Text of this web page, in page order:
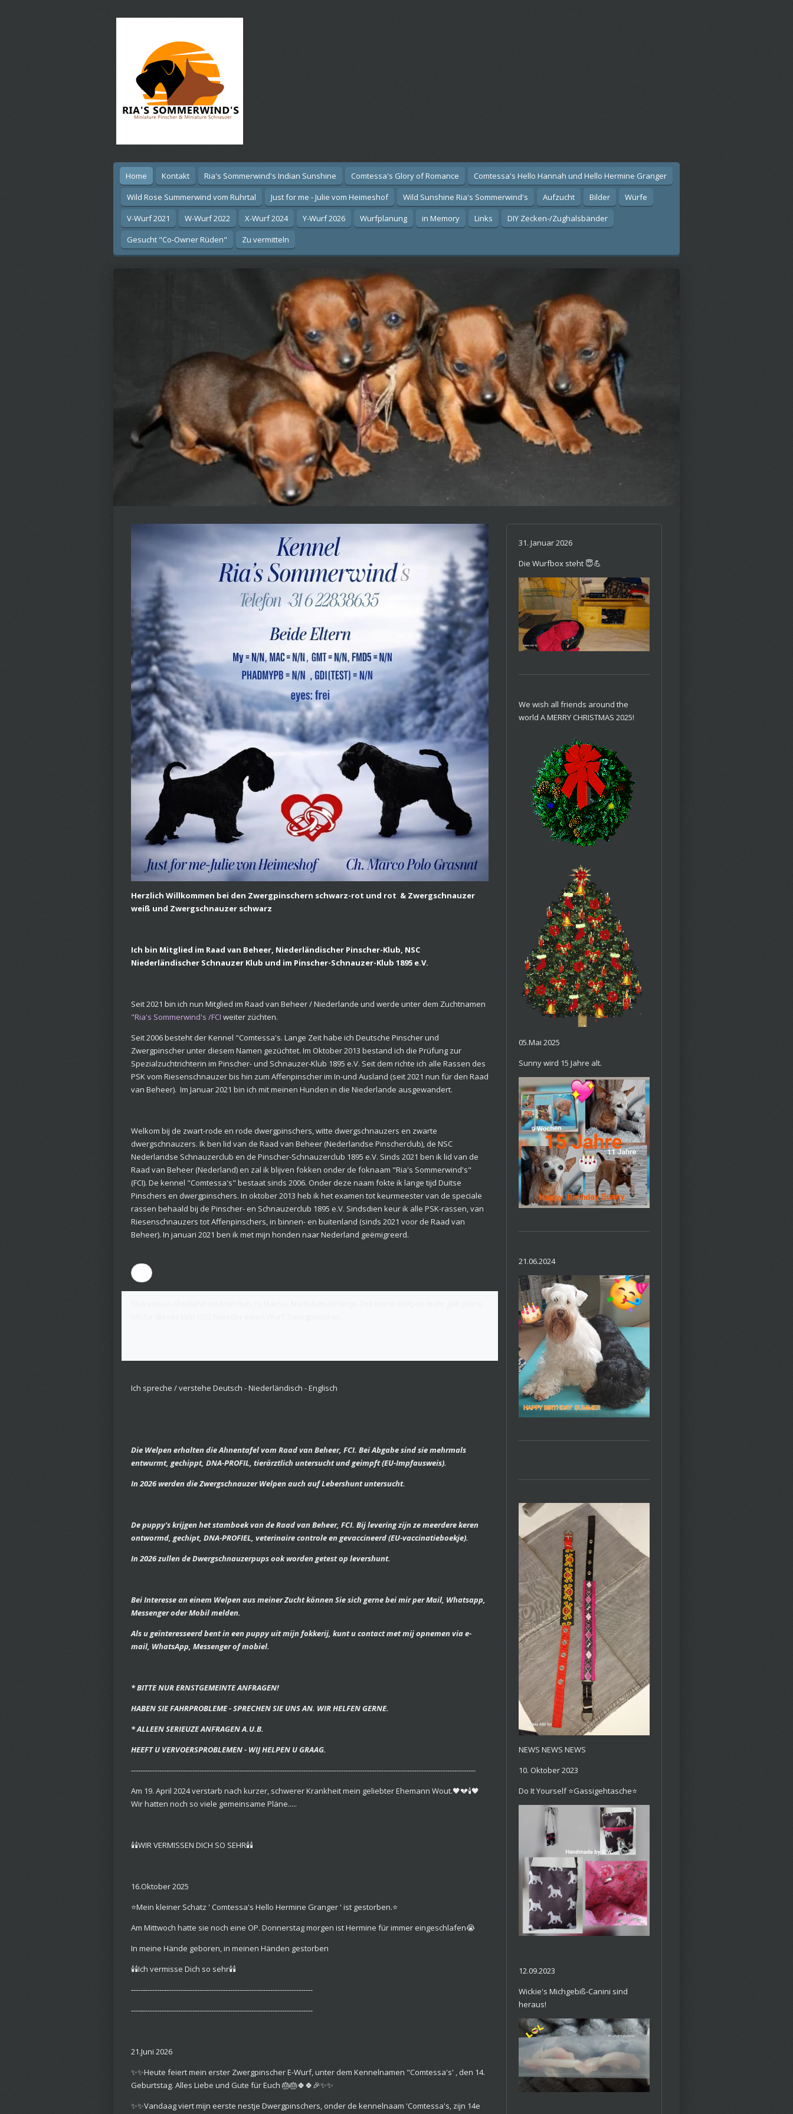
Home Kontakt Ria's Sommerwind's Indian Sunshine Comtessa's Glory of Romance
Comtessa's Hello Hannah und Hello Hermine Granger
Wild Rose Summerwind vom Ruhrtal
Just for me - Julie vom Heimeshof Wild Sunshine Ria's Sommerwind's Aufzucht Bilder
Würfe
V-Wurf 2021
W-Wurf 2022 X-Wurf 2024 Y-Wurf 2026 Wurfplanung in Memory Links
DIY Zecken-/Zughalsbänder
Gesucht "Co-Owner Rüden"
Zu vermitteln
Herzlich Willkommen bei den Zwergpinschern schwarz-rot und rot & Zwergschnauzer
weiß und Zwergschnauzer schwarz
Ich bin Mitglied im Raad van Beheer, Niederländischer Pinscher-Klub, NSC
Niederländischer Schnauzer Klub und im Pinscher-Schnauzer-Klub 1895 e.V.
Seit 2021 bin ich nun Mitglied im Raad van Beheer / Niederlande und werde unter dem Zuchtnamen
"Ria's Sommerwind's /FCI weiter züchten.
Seit 2006 besteht der Kennel "Comtessa's. Lange Zeit habe ich Deutsche Pinscher und
Zwergpinscher unter diesem Namen gezüchtet. Im Oktober 2013 bestand ich die Prüfung zur
Spezialzuchtrichterin im Pinscher- und Schnauzer-Klub 1895 e.V. Seit dem richte ich alle Rassen des
PSK vom Riesenschnauzer bis hin zum Affenpinscher im In-und Ausland (seit 2021 nun für den Raad
van Beheer). Im Januar 2021 bin ich mit meinen Hunden in die Niederlande ausgewandert.
Welkom bij de zwart-rode en rode dwergpinschers, witte dwergschnauzers en zwarte
dwergschnauzers. Ik ben lid van de Raad van Beheer (Nederlandse Pinscherclub), de NSC
Nederlandse Schnauzerclub en de Pinscher-Schnauzerclub 1895 e.V. Sinds 2021 ben ik lid van de
Raad van Beheer (Nederland) en zal ik blijven fokken onder de foknaam "Ria's Sommerwind's"
(FCI). De kennel "Comtessa's" bestaat sinds 2006. Onder deze naam fokte ik lange tijd Duitse
Pinschers en dwergpinschers. In oktober 2013 heb ik het examen tot keurmeester van de speciale
rassen behaald bij de Pinscher- en Schnauzerclub 1895 e.V. Sindsdien keur ik alle PSK-rassen, van
Riesenschnauzers tot Affenpinschers, in binnen- en buitenland (sinds 2021 voor de Raad van
Beheer). In januari 2021 ben ik met mijn honden naar Nederland geëmigreerd.
Ich spreche / verstehe Deutsch - Niederländisch - Englisch
Die Welpen erhalten die Ahnentafel vom Raad van Beheer, FCI. Bei Abgabe sind sie mehrmals
entwurmt, gechippt, DNA-PROFIL, tierärztlich untersucht und geimpft (EU-Impfausweis).
In 2026 werden die Zwergschnauzer Welpen auch auf Lebershunt untersucht.
De puppy's krijgen het stamboek van de Raad van Beheer, FCI. Bij levering zijn ze meerdere keren
ontwormd, gechipt, DNA-PROFIEL, veterinaire controle en gevaccineerd (EU-vaccinatieboekje).
In 2026 zullen de Dwergschnauzerpups ook worden getest op levershunt.
Bei Interesse an einem Welpen aus meiner Zucht können Sie sich gerne bei mir per Mail, Whatsapp,
Messenger oder Mobil melden.
Als u geïnteresseerd bent in een puppy uit mijn fokkerij, kunt u contact met mij opnemen via e-
mail, WhatsApp, Messenger of mobiel.
* BITTE NUR ERNSTGEMEINTE ANFRAGEN!
HABEN SIE FAHRPROBLEME - SPRECHEN SIE UNS AN. WIR HELFEN GERNE.
* ALLEEN SERIEUZE ANFRAGEN A.U.B.
HEEFT U VERVOERSPROBLEMEN - WIJ HELPEN U GRAAG.
--------------------------------------------------------------------------------------------------------------------------------------------------
Am 19. April 2024 verstarb nach kurzer, schwerer Krankheit mein geliebter Ehemann Wout.🖤💔🕯🖤
Wir hatten noch so viele gemeinsame Pläne.....
🕯🕯WIR VERMISSEN DICH SO SEHR🕯🕯
16.Oktober 2025
⭐️Mein kleiner Schatz ' Comtessa's Hello Hermine Granger ' ist gestorben.⭐️
Am Mittwoch hatte sie noch eine OP. Donnerstag morgen ist Hermine für immer eingeschlafen😭
In meine Hände geboren, in meinen Händen gestorben
🕯🕯Ich vermisse Dich so sehr🕯🕯
‐‐---‐------‐-‐--------------------------------------------------------------
----‐------------------------------------------------------------------------
21.Juni 2026
✨️✨️Heute feiert mein erster Zwergpinscher E-Wurf, unter dem Kennelnamen "Comtessa's' , den 14.
Geburtstag. Alles Liebe und Gute für Euch 🎂🎂🍀🍀🎉✨️✨️
✨️✨️Vandaag viert mijn eerste nestje Dwergpinschers, onder de kennelnaam 'Comtessa's, zijn 14e
31. Januar 2026
Die Wurfbox steht 😇💪
We wish all friends around the
world A MERRY CHRISTMAS 2025!
05.Mai 2025
Sunny wird 15 Jahre alt.
21.06.2024
NEWS NEWS NEWS
10. Oktober 2023
Do It Yourself ⭐️Gassigehtasche⭐️
12.09.2023
Wickie's Michgebiß-Canini sind
heraus!